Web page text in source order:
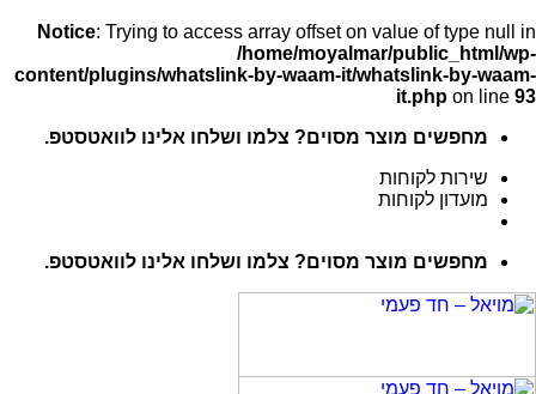
Notice: Trying to access array offset on value of
/home/moyalmar/
content/plugins/whatslink-by-waam-it/whatslink-
it.php
מוצר מסוים? צלמו ושלחו אלינו לוואטסטפ.
לקוחות
לקוחות
מוצר מסוים? צלמו ושלחו אלינו לוואטסטפ.